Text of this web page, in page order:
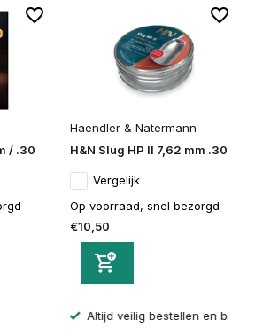
/ .30
Haendler & Natermann
H&N Slug HP II 7,62 mm .30
Vergelijk
Op voorraad, snel bezorgd
€10,50
veilig bestellen en betalen